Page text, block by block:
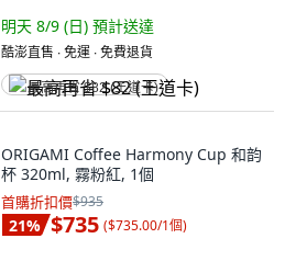
明天 8/9 (日) 預計送達
酷澎直售 ∙ 免運 ∙ 免費退貨
最高再省 $82 (王道卡)
ORIGAMI Coffee Harmony Cup 和韵
杯 320ml, 霧粉紅, 1個
首購折扣價$935
21% $735 ($735.00/1個)